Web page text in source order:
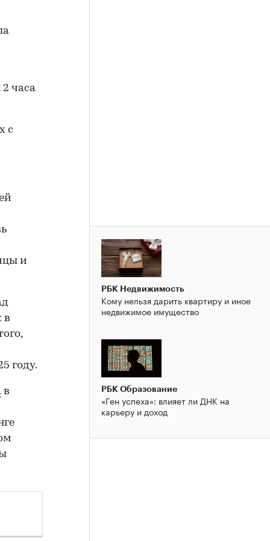
часа
с
и
в
году.
в
РБК Недвижимость
Кому нельзя дарить квартиру и иное
недвижимое имущество
РБК Образование
«Ген успеха»: влияет ли ДНК на
карьеру и доход